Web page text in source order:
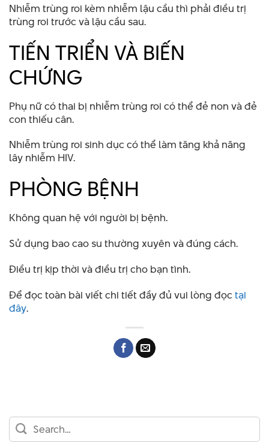
Nhiễm trùng roi kèm nhiễm lậu cầu thì phải điều trị
trùng roi trước và lậu cầu sau.
TIẾN TRIỂN VÀ BIẾN
CHỨNG
Phụ nữ có thai bị nhiễm trùng roi có thể đẻ non và đẻ
con thiếu cân.
Nhiễm trùng roi sinh dục có thể làm tăng khả năng
lây nhiễm HIV.
PHÒNG BỆNH
Không quan hệ với người bị bệnh.
Sử dụng bao cao su thường xuyên và đúng cách.
Điều trị kịp thời và điều trị cho bạn tình.
Để đọc toàn bài viết chi tiết đầy đủ vui lòng đọc tại
đây.